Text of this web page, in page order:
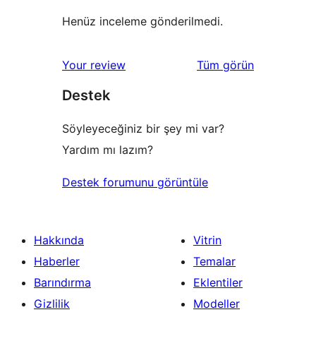
Henüz inceleme gönderilmedi.
Your review Tüm değerlendirmeleri
görün
Destek
Söyleyeceğiniz bir şey mi var?
Yardım mı lazım?
Destek forumunu görüntüle
Hakkında
Haberler
Barındırma
Gizlilik
Vitrin
Temalar
Eklentiler
Modeller